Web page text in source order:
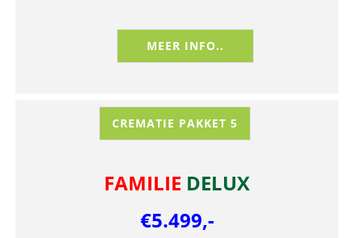
MEER INFO..
CREMATIE PAKKET 5
FAMILIE DELUX
€5.499,-